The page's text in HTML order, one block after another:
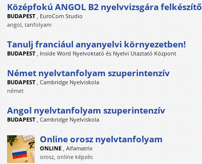
Középfokú ANGOL B2 nyelvvizsgára felkészítő
BUDAPEST, EuroCom Studio
angol, tanfolyam
Tanulj franciául anyanyelvi környezetben!
BUDAPEST, Inside Word Nyelvoktató és Nyelvi Utaztató Központ
Német nyelvtanfolyam szuperintenzív
BUDAPEST, Cambridge Nyelviskola
német
Angol nyelvtanfolyam szuperintenzív
BUDAPEST, Cambridge Nyelviskola
Online orosz nyelvtanfolyam
ONLINE , Alfamatrix
orosz, online képzés